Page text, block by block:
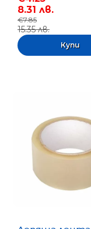
8.31 лв.
€7.85
15.35 лв.